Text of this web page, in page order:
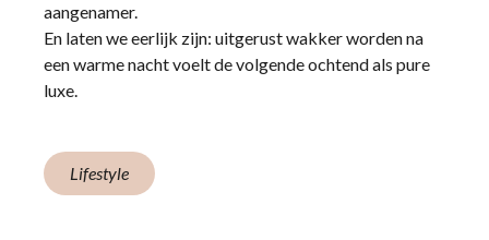
aangenamer.
En laten we eerlijk zijn: uitgerust wakker worden na
een warme nacht voelt de volgende ochtend als pure
luxe.
Lifestyle